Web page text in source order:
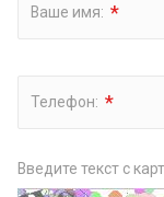
Ваше имя: *
Телефон: *
Введите текст с